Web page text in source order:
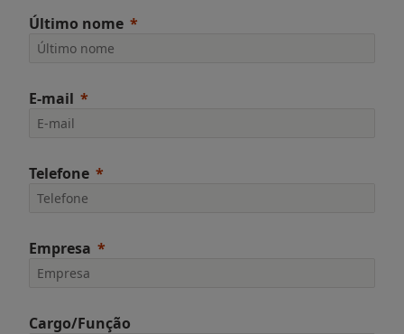
Último nome
E-mail
Telefone
Empresa
Cargo/Função